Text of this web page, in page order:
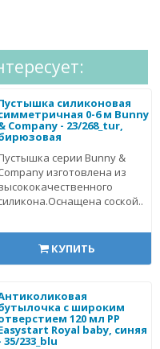
силиконовая
0-6 м Bunny
Company - 23/268_tur,
серии Bunny &
изготовлена из
соской..
КУПИТЬ
с широким
120 мл PP
Royal baby, синяя
35/233_blu